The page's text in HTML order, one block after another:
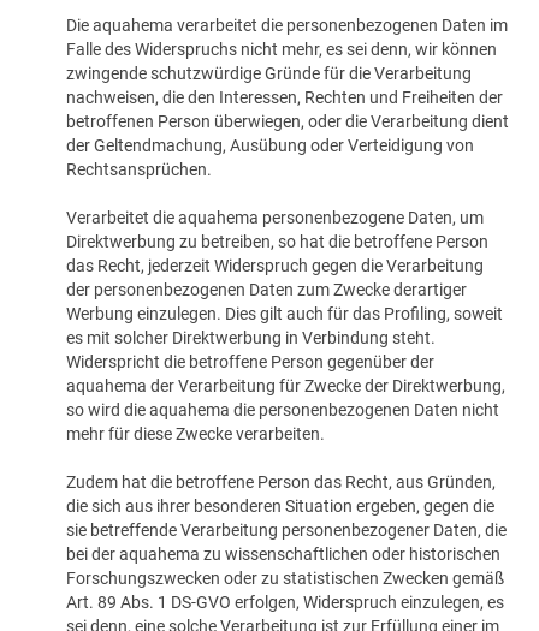
Die aquahema verarbeitet die personenbezogenen Daten im
Falle des Widerspruchs nicht mehr, es sei denn, wir können
zwingende schutzwürdige Gründe für die Verarbeitung
nachweisen, die den Interessen, Rechten und Freiheiten der
betroffenen Person überwiegen, oder die Verarbeitung dient
der Geltendmachung, Ausübung oder Verteidigung von
Rechtsansprüchen.
Verarbeitet die aquahema personenbezogene Daten, um
Direktwerbung zu betreiben, so hat die betroffene Person
das Recht, jederzeit Widerspruch gegen die Verarbeitung
der personenbezogenen Daten zum Zwecke derartiger
Werbung einzulegen. Dies gilt auch für das Profiling, soweit
es mit solcher Direktwerbung in Verbindung steht.
Widerspricht die betroffene Person gegenüber der
aquahema der Verarbeitung für Zwecke der Direktwerbung,
so wird die aquahema die personenbezogenen Daten nicht
mehr für diese Zwecke verarbeiten.
Zudem hat die betroffene Person das Recht, aus Gründen,
die sich aus ihrer besonderen Situation ergeben, gegen die
sie betreffende Verarbeitung personenbezogener Daten, die
bei der aquahema zu wissenschaftlichen oder historischen
Forschungszwecken oder zu statistischen Zwecken gemäß
Art. 89 Abs. 1 DS-GVO erfolgen, Widerspruch einzulegen, es
sei denn, eine solche Verarbeitung ist zur Erfüllung einer im